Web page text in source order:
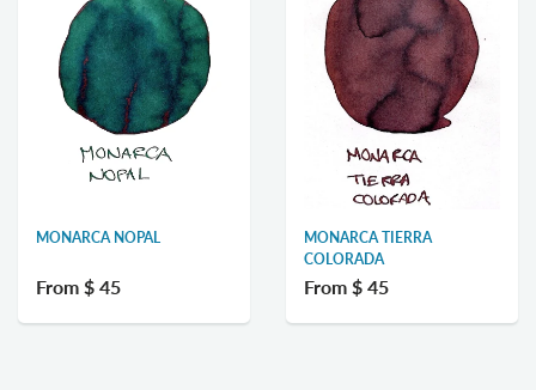
MONARCA NOPAL
From $ 45
MONARCA TIERRA
COLORADA
From $ 45